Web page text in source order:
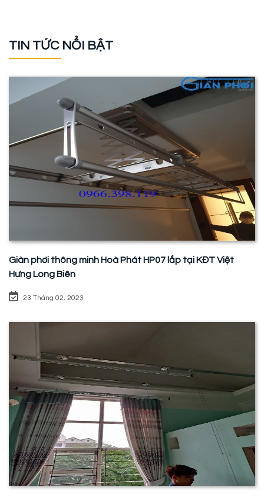
TIN TỨC NỔI BẬT
Giàn phơi thông minh Hoà Phát HP07 lắp tại KĐT Việt
Hưng Long Biên
23 Tháng 02, 2023